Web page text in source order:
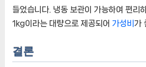
들었습니다. 냉동 보관이 가능하여 편리
1kg이라는 대량으로 제공되어 가성비 가
결론